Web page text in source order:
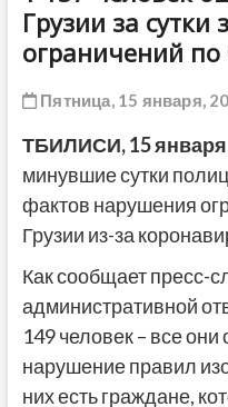
Грузии за
ограничений по
Пятница, 15 января,
ТБИЛИСИ, 15 января
минувшие сутки
фактов нарушения
Грузии из-за
Как сообщает пресс-
административной
149 человек – все
нарушение правил
них есть граждане,